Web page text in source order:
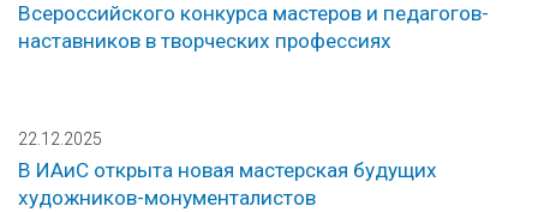
Всероссийского конкурса мастеров и педагогов-
наставников в творческих профессиях
22.12.2025
В ИАиС открыта новая мастерская будущих
художников-монументалистов